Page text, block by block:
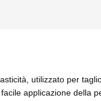
utilizzato per
applicazione della